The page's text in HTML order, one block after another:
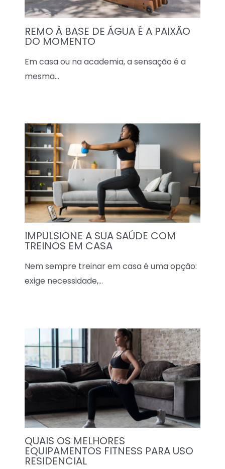
REMO À BASE DE ÁGUA É A PAIXÃO
DO MOMENTO
Em casa ou na academia, a sensação é a
mesma…
IMPULSIONE A SUA SAÚDE COM
TREINOS EM CASA
Nem sempre treinar em casa é uma opção:
exige necessidade,…
QUAIS OS MELHORES
EQUIPAMENTOS FITNESS PARA USO
RESIDENCIAL